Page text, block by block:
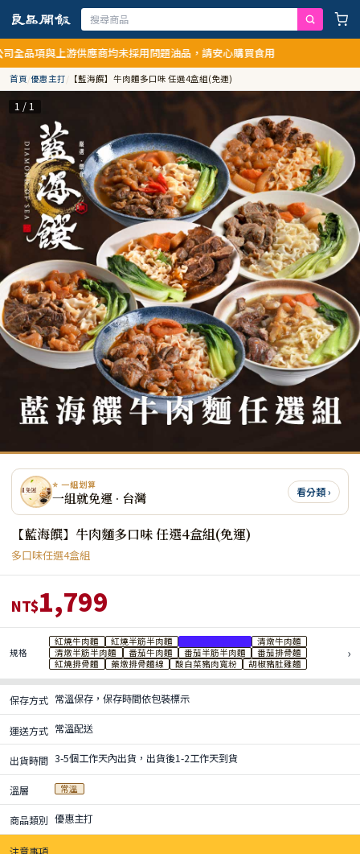
上游供應商均未採用問題油品，請安心購買食用
首頁/優惠主打/ 【藍海饌】牛肉麵多口味 任選4盒組(免運)
1 / 1
⭐ 一組划算
一組就免運 · 台灣 看分類 ›
【藍海饌】牛肉麵多口味 任選4盒組(免運)
多口味任選4盒組
NT$1,799
規格
紅燒牛肉麵 紅燒半筋半肉麵
清燉牛肉麵
清燉半筋半肉麵
番茄牛肉麵 番茄半筋半肉麵
番茄排骨麵
紅燒排骨麵
藥燉排骨麵線 酸白菜豬肉寬粉 胡椒豬肚雞麵
›
保存方式 常溫保存，保存時間依包裝標示
運送方式 常溫配送
出貨時間 3-5個工作天內出貨，出貨後1-2工作天到貨
溫層 常溫
商品類別 優惠主打